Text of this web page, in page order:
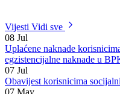
Vijesti Vidi sve
08 Jul
Uplaćene naknade
egzistencijalne naknade u
07 Jul
Obavijest korisnicima
07 May